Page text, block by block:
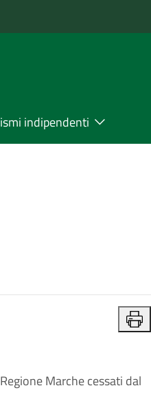
indipendenti
Marche cessati dal